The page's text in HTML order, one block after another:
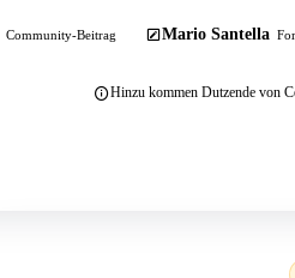
Community-Beitrag Mario Santella
Hinzu kommen Dutzende von